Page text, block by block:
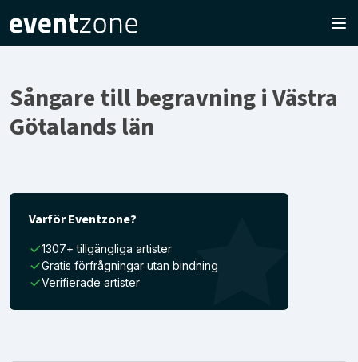
Sångare till begravning i Västra
Götalands län
Varför Eventzone?
1307+ tillgängliga artister
Gratis förfrågningar utan bindning
Verifierade artister